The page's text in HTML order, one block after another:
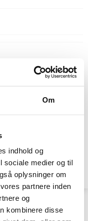
Om
indhold og
sociale medier og til
oplysninger om
partnere inden
og
kombinere disse
LÆG I KURV